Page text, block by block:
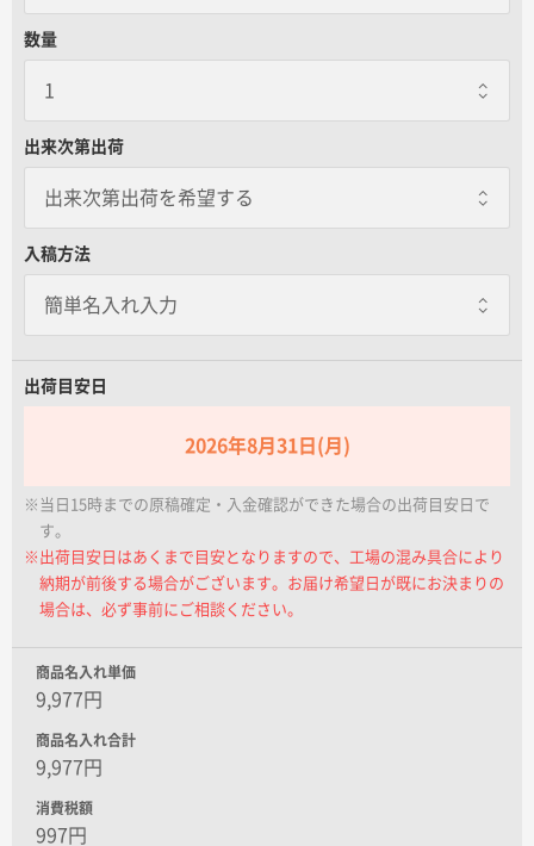
再注文について
よくあるご質問
数量
出来次第出荷
出来次第出荷を希望する
出荷を希望される際はご選択ください。
入稿方法
出荷目安日
2026年8月31日(月)
※当日15時までの原稿確定・入金確認ができた場合の出荷目安日で
す。
※出荷目安日はあくまで目安となりますので、工場の混み具合により
納期が前後する場合がございます。お届け希望日が既にお決まりの
場合は、必ず事前にご相談ください。
商品名入れ単価
9,977円
商品名入れ合計
9,977円
消費税額
997円